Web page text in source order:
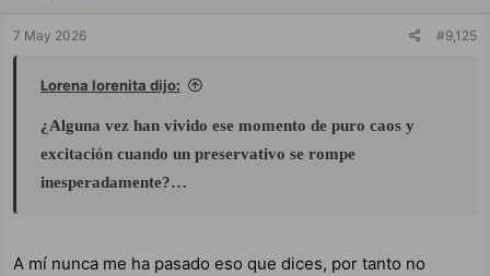
s
7 May 2026 #9,125
Lorena lorenita dijo:
¿Alguna vez han vivido ese momento de puro caos y
excitación cuando un preservativo se rompe
inesperadamente?…
A mí nunca me ha pasado eso que dices, por tanto no